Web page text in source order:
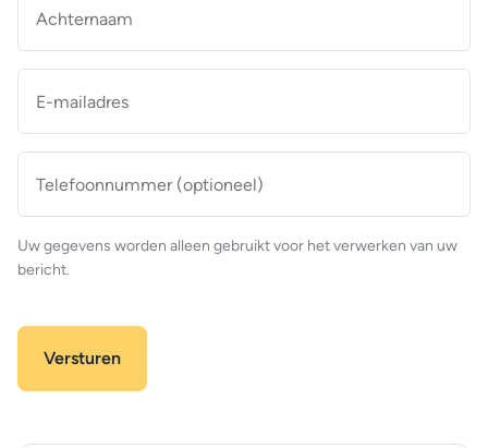
mailadres *
(optioneel)
Uw gegevens worden alleen gebruikt voor het verwerken van uw
bericht.